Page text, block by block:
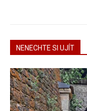
NENECHTE SI UJÍT